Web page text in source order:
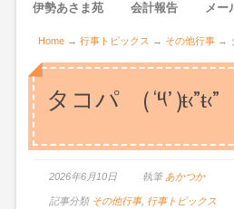
伊勢あさま苑 会計報告 メー
Home →行事トピックス → その他行事 →
タコパ ( ‘༥’ )ŧ‹”ŧ‹”
2026年6月10日 執筆 あかつか
記事分類 その他行事, 行事トピックス